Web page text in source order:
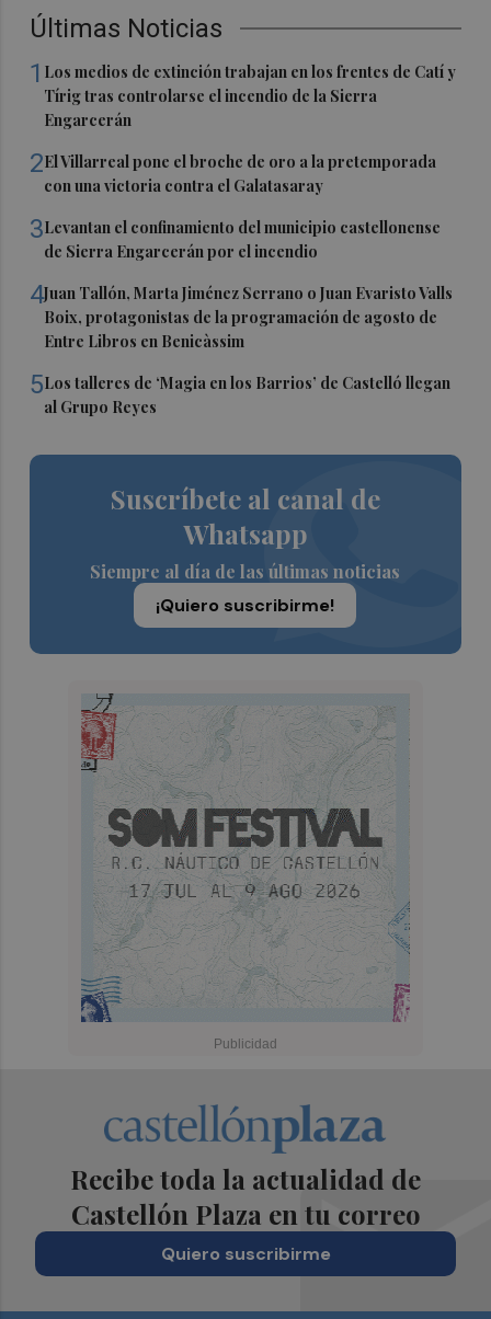
Últimas Noticias
1 Los medios de extinción trabajan en los frentes de Catí y
Tírig tras controlarse el incendio de la Sierra
Engarcerán
2El Villarreal pone el broche de oro a la pretemporada
con una victoria contra el Galatasaray
3Levantan el confinamiento del municipio castellonense
de Sierra Engarcerán por el incendio
4Juan Tallón, Marta Jiménez Serrano o Juan Evaristo Valls
Boix, protagonistas de la programación de agosto de
Entre Libros en Benicàssim
5Los talleres de ‘Magia en los Barrios’ de Castelló llegan
al Grupo Reyes
Suscríbete al canal de
Whatsapp
Siempre al día de las últimas noticias
¡Quiero suscribirme!
Recibe toda la actualidad de
Castellón Plaza en tu correo
Quiero suscribirme